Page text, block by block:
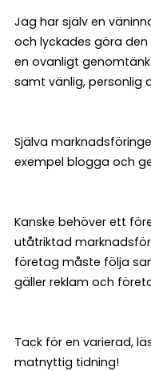
Jag har själv en
och lyckades göra
en ovanligt
samt vänlig, personlig
Själva
exempel blogga och
Kanske behöver ett
utåtriktad
företag måste följa
gäller reklam och
Tack för en varierad,
matnyttig tidning!